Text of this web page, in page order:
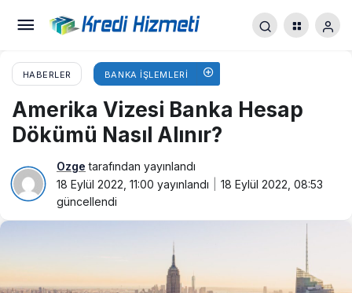
HABERLER BANKA İŞLEMLERI
Amerika Vizesi Banka Hesap
Dökümü Nasıl Alınır?
Ozge tarafından yayınlandı
18 Eylül 2022, 11:00 yayınlandı
18 Eylül 2022, 08:53
güncellendi